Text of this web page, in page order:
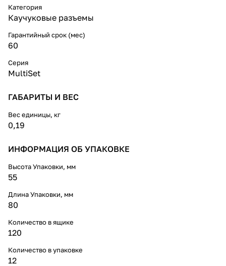
Категория
Каучуковые разъемы
Гарантийный срок (мес)
60
Серия
MultiSet
ГАБАРИТЫ И ВЕС
Вес единицы, кг
0,19
ИНФОРМАЦИЯ ОБ УПАКОВКЕ
Высота Упаковки, мм
55
Длина Упаковки, мм
80
Количество в ящике
120
Количество в упаковке
12